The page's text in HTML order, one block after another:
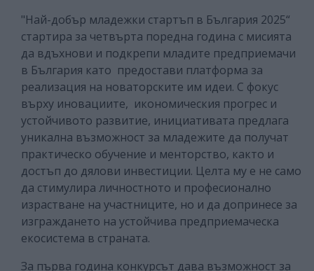
"Най-добър младежки стартъп в България 2025“
стартира за четвърта поредна година с мисията
да вдъхнови и подкрепи младите предприемачи
в България като предостави платформа за
реализация на новаторските им идеи. С фокус
върху иновациите, икономическия прогрес и
устойчивото развитие, инициативата предлага
уникална възможност за младежите да получат
практическо обучение и менторство, както и
достъп до дялови инвестиции. Целта му е не само
да стимулира личностното и професионално
израстване на участниците, но и да допринесе за
изграждането на устойчива предприемаческа
екосистема в страната.
За първа година конкурсът дава възможност за